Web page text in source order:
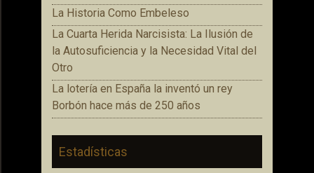
La Historia Como Embeleso
La Cuarta Herida Narcisista: La Ilusión de
la Autosuficiencia y la Necesidad Vital del
Otro
La lotería en España la inventó un rey
Borbón hace más de 250 años
Estadísticas